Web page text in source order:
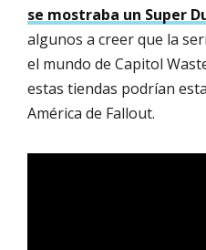
se mostraba un Super
algunos a creer que la
el mundo de Capitol
estas tiendas podrían
América de Fallout.